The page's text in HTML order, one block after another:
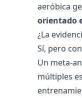
aeróbica
orientado
¿La
Sí, pero
Un meta-
múltiples